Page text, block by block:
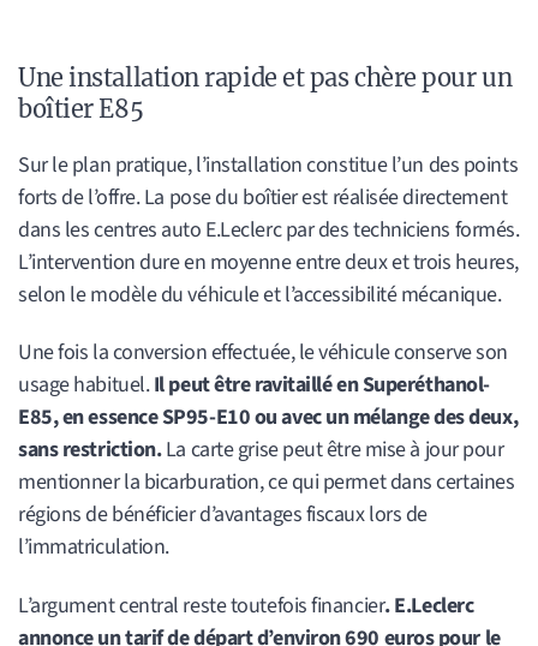
Une installation rapide et pas chère pour un
boîtier E85
Sur le plan pratique, l’installation constitue l’un des points
forts de l’offre. La pose du boîtier est réalisée directement
dans les centres auto E.Leclerc par des techniciens formés.
L’intervention dure en moyenne entre deux et trois heures,
selon le modèle du véhicule et l’accessibilité mécanique.
Une fois la conversion effectuée, le véhicule conserve son
usage habituel.Il peut être ravitaillé en Superéthanol-
E85, en essence SP95-E10 ou avec un mélange des deux,
sans restriction.La carte grise peut être mise à jour pour
mentionner la bicarburation, ce qui permet dans certaines
régions de bénéficier d’avantages fiscaux lors de
l’immatriculation.
L’argument central reste toutefois financier. E.Leclerc
annonce un tarif de départ d’environ 690 euros pour le